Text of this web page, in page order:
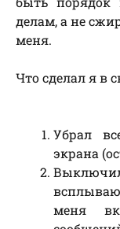
делам, а не
меня.
Что сделал я в
Убрал
экрана
меня